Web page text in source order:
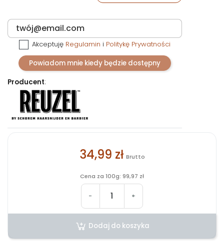
Akceptuję Regulamin i Politykę Prywatności
Powiadom mnie kiedy będzie dostępny
Producent:
34,99 zł Brutto
Cena za 100g: 99,97 zł
- +
Dodaj do koszyka